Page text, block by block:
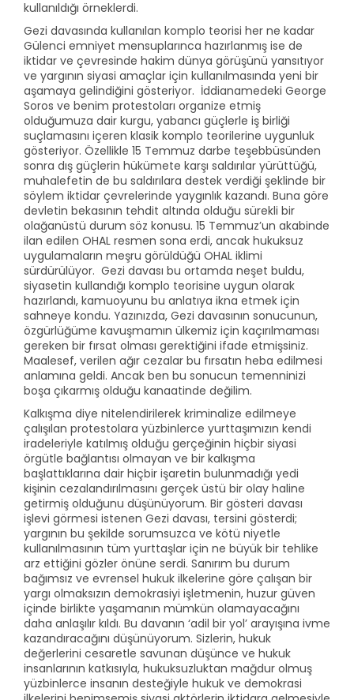
kullanıldığı örneklerdi.
Gezi davasında kullanılan komplo teorisi her ne kadar
Gülenci emniyet mensuplarınca hazırlanmış ise de
iktidar ve çevresinde hakim dünya görüşünü yansıtıyor
ve yargının siyasi amaçlar için kullanılmasında yeni bir
aşamaya gelindiğini gösteriyor. İddianamedeki George
Soros ve benim protestoları organize etmiş
olduğumuza dair kurgu, yabancı güçlerle iş birliği
suçlamasını içeren klasik komplo teorilerine uygunluk
gösteriyor. Özellikle 15 Temmuz darbe teşebbüsünden
sonra dış güçlerin hükümete karşı saldırılar yürüttüğü,
muhalefetin de bu saldırılara destek verdiği şeklinde bir
söylem iktidar çevrelerinde yaygınlık kazandı. Buna göre
devletin bekasının tehdit altında olduğu sürekli bir
olağanüstü durum söz konusu. 15 Temmuz’un akabinde
ilan edilen OHAL resmen sona erdi, ancak hukuksuz
uygulamaların meşru görüldüğü OHAL iklimi
sürdürülüyor. Gezi davası bu ortamda neşet buldu,
siyasetin kullandığı komplo teorisine uygun olarak
hazırlandı, kamuoyunu bu anlatıya ikna etmek için
sahneye kondu. Yazınızda, Gezi davasının sonucunun,
özgürlüğüme kavuşmamın ülkemiz için kaçırılmaması
gereken bir fırsat olması gerektiğini ifade etmişsiniz.
Maalesef, verilen ağır cezalar bu fırsatın heba edilmesi
anlamına geldi. Ancak ben bu sonucun temenninizi
boşa çıkarmış olduğu kanaatinde değilim.
Kalkışma diye nitelendirilerek kriminalize edilmeye
çalışılan protestolara yüzbinlerce yurttaşımızın kendi
iradeleriyle katılmış olduğu gerçeğinin hiçbir siyasi
örgütle bağlantısı olmayan ve bir kalkışma
başlattıklarına dair hiçbir işaretin bulunmadığı yedi
kişinin cezalandırılmasını gerçek üstü bir olay haline
getirmiş olduğunu düşünüyorum. Bir gösteri davası
işlevi görmesi istenen Gezi davası, tersini gösterdi;
yargının bu şekilde sorumsuzca ve kötü niyetle
kullanılmasının tüm yurttaşlar için ne büyük bir tehlike
arz ettiğini gözler önüne serdi. Sanırım bu durum
bağımsız ve evrensel hukuk ilkelerine göre çalışan bir
yargı olmaksızın demokrasiyi işletmenin, huzur güven
içinde birlikte yaşamanın mümkün olamayacağını
daha anlaşılır kıldı. Bu davanın ‘adil bir yol’ arayışına ivme
kazandıracağını düşünüyorum. Sizlerin, hukuk
değerlerini cesaretle savunan düşünce ve hukuk
insanlarının katkısıyla, hukuksuzluktan mağdur olmuş
yüzbinlerce insanın desteğiyle hukuk ve demokrasi